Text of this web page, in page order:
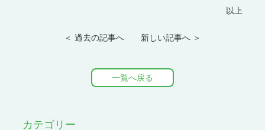
以上
＜ 過去の記事へ 新しい記事へ ＞
一覧へ戻る
カテゴリー